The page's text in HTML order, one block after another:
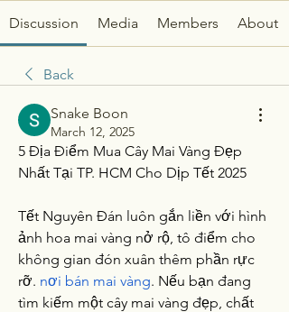
Discussion Media Members About
Back
Snake Boon
March 12, 2025
5 Địa Điểm Mua Cây Mai Vàng Đẹp
Nhất Tại TP. HCM Cho Dịp Tết 2025
Tết Nguyên Đán luôn gắn liền với hình
ảnh hoa mai vàng nở rộ, tô điểm cho
không gian đón xuân thêm phần rực
rỡ. nơi bán mai vàng. Nếu bạn đang
tìm kiếm một cây mai vàng đẹp, chất